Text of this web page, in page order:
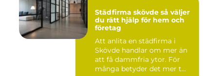
Städfirma skövde så väljer
du rätt hjälp för hem och
företag
Att anlita en städfirma i
Skövde handlar om mer än
att få dammfria ytor. För
många betyder det mer t...